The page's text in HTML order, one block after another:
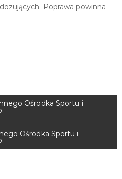
Poprawa powinna
Ośrodka Sportu i
Ośrodka Sportu i